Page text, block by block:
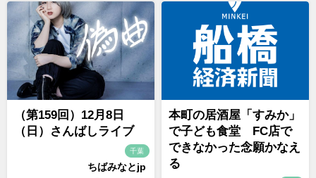
（第159回）12月8日
（日）さんばしライブ
千葉
ちばみなとjp
本町の居酒屋「すみか」
で子ども食堂 FC店で
できなかった念願かなえ
る